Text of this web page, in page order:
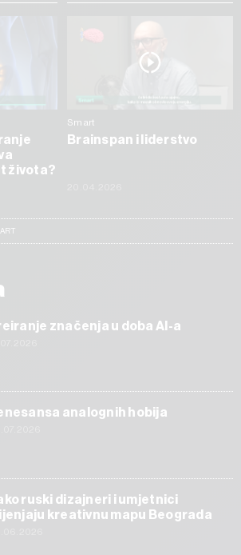
života?
Smart
Brainspan i liderstvo
značenja u doba AI-a
analognih hobija
ruski dizajneri i umjetnici
kreativnu mapu Beograda